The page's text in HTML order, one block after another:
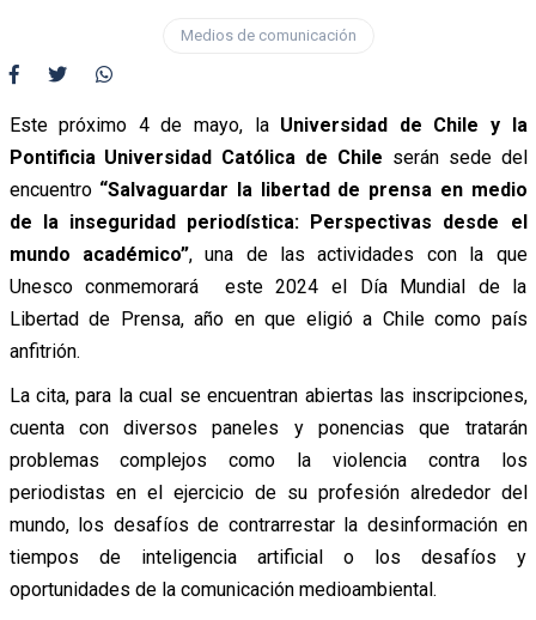
Medios de comunicación
Este próximo 4 de mayo, la Universidad de Chile y la
Pontificia Universidad Católica de Chile serán sede del
encuentro “Salvaguardar la libertad de prensa en medio
de la inseguridad periodística: Perspectivas desde el
mundo académico”, una de las actividades con la que
Unesco conmemorará este 2024 el Día Mundial de la
Libertad de Prensa, año en que eligió a Chile como país
anfitrión.
La cita, para la cual se encuentran abiertas las inscripciones,
cuenta con diversos paneles y ponencias que tratarán
problemas complejos como la violencia contra los
periodistas en el ejercicio de su profesión alrededor del
mundo, los desafíos de contrarrestar la desinformación en
tiempos de inteligencia artificial o los desafíos y
oportunidades de la comunicación medioambiental.